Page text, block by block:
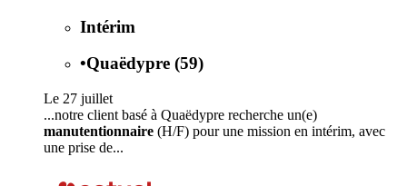
Intérim
•Quaëdypre (59)
Le 27 juillet
...notre client basé à Quaëdypre recherche un(e)
manutentionnaire (H/F) pour une mission en intérim, avec
une prise de...